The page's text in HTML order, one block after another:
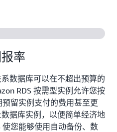
率
数据库可以在不超出预算的
RDS 按需型实例允许您按
留实例支付的费用甚至更
据库实例，以便简单经济地
您能够使用自动备份、数